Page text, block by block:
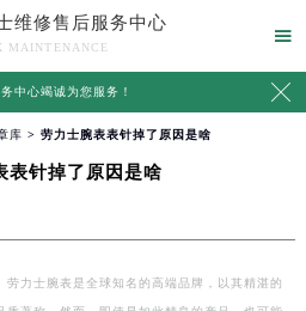
维修售后服务中心
MAINTENANCE

中心竭诚为您服务！ 
库 > 劳力士腕表表针掉了原因是啥
表针掉了原因是啥
劳力士腕表是全球知名的高端品牌，以其精湛的